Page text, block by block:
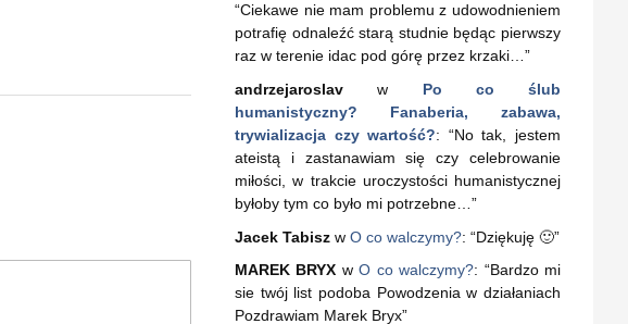
“Ciekawe nie mam problemu z udowodnieniem
potrafię odnaleźć starą studnie będąc pierwszy
raz w terenie idac pod górę przez krzaki… ”
andrzejaroslav w Po co ślub
humanistyczny? Fanaberia, zabawa,
trywializacja czy wartość?: “No tak, jestem
ateistą i zastanawiam się czy celebrowanie
miłości, w trakcie uroczystości humanistycznej
byłoby tym co było mi potrzebne… ”
Jacek Tabisz w O co walczymy?: “Dziękuję 🙂”
MAREK BRYX wO co walczymy?: “Bardzo mi
sie twój list podoba Powodzenia w działaniach
Pozdrawiam Marek Bryx”